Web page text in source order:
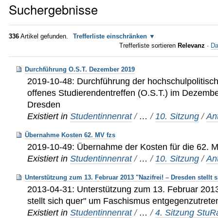
Suchergebnisse
336 Artikel gefunden.
Trefferliste einschränken
Trefferliste sortieren Relevanz ·
Durchführung O.S.T. Dezember 2019
2019-10-48: Durchführung der
offenes Studierendentreffen (O.S.T.) im
Dresden
Existiert in Studentinnenrat / …/10. Sitzung /
Übernahme Kosten 62. MV fzs
2019-10-49: Übernahme der Kosten für die 62.
Existiert in Studentinnenrat / …/10. Sitzung /
Unterstützung zum 13. Februar 2013 "Nazifrei! – Dresden stellt
2013-04-31: Unterstützung zum 13. Februar
stellt sich quer" um Faschismus
Existiert in Studentinnenrat / …/4. Sitzung